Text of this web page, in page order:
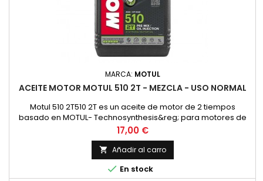
MARCA: MOTUL
ACEITE MOTOR MOTUL 510 2T - MEZCLA - USO NORMAL
Motul 510 2T510 2T es un aceite de motor de 2 tiempos
basado en MOTUL- Technosynthesis&reg; para motores de
moto modernos de 2T para esfuerzos normales en el uso
diario en todos los motores de 2 tiempos con
inyecci&oacute;n o carburador. Adecuado para la
lubricaci&oacute;n mixta y separada. Compatible con los
modernos sistemas de postratamiento de gases...
Precio
17,00 €
 Añadir al carro
 En stock